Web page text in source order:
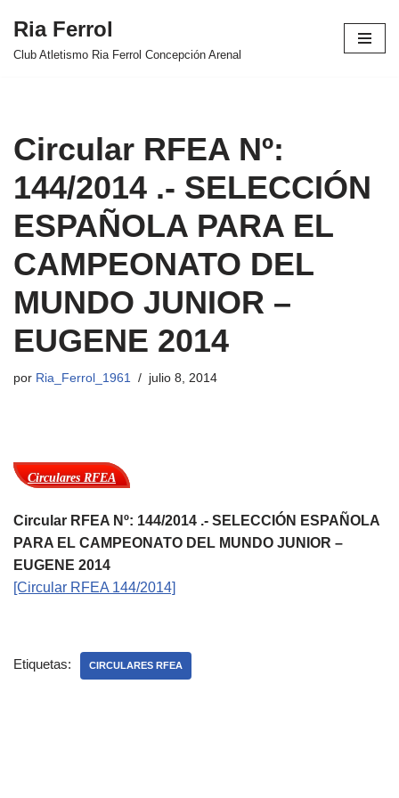
Saltar
Ria Ferrol
Club Atletismo Ria Ferrol Concepción Arenal
Circular RFEA Nº:
144/2014 .- SELECCIÓN
ESPAÑOLA PARA EL
CAMPEONATO DEL
MUNDO JUNIOR –
EUGENE 2014
por Ria_Ferrol_1961 julio 8, 2014
Circulares RFEA
Circular RFEA Nº: 144/2014 .- SELECCIÓN ESPAÑOLA
PARA EL CAMPEONATO DEL MUNDO JUNIOR –
EUGENE 2014
[Circular RFEA 144/2014]
Etiquetas: CIRCULARES RFEA